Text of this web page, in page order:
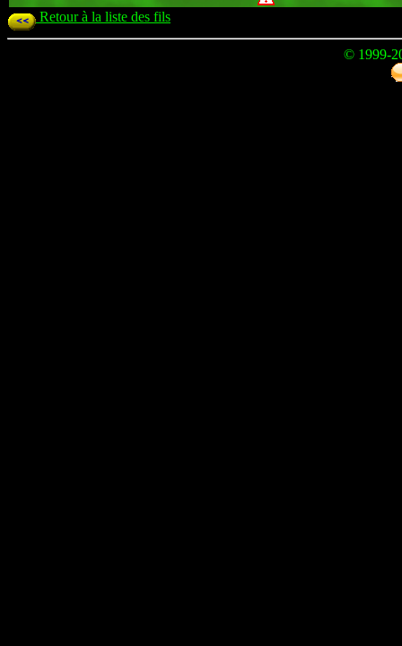
Retour à la liste des fils
© 1999-